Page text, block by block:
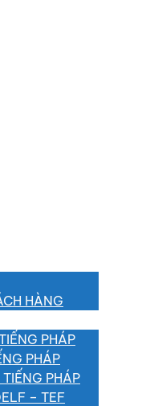
HÀNG
PHÁP
PHÁP
PHÁP
– TEF